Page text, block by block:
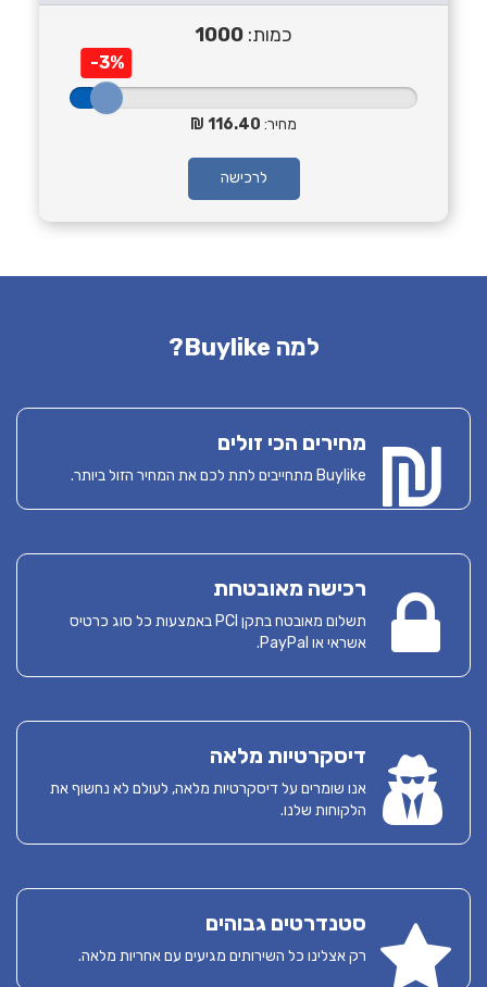
כמות: 1000
-3%
מחיר: 116.40
לרכישה
למה Buylike?
מחירים הכי זולים
Buylike מתחייבים לתת לכם את המחיר הזול ביותר.
רכישה מאובטחת
תשלום מאובטח בתקן PCI באמצעות כל סוג כרטיס
אשראי או PayPal.
דיסקרטיות מלאה
אנו שומרים על דיסקרטיות מלאה, לעולם לא נחשוף את
הלקוחות שלנו.
סטנדרטים גבוהים
רק אצלינו כל השירותים מגיעים עם אחריות מלאה.